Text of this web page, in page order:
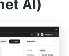
AI)